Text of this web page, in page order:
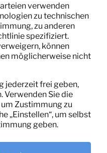
verwenden
zu technischen
zu anderen
spezifiziert.
können
möglicherweise nicht
jederzeit frei geben,
Verwenden Sie die
Zustimmung zu
„Einstellen“, um selbst
geben.